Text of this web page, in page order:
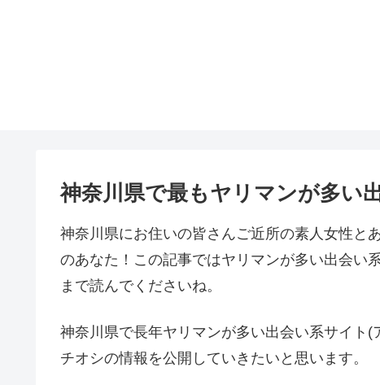
神奈川県で最もヤリマンが多い
神奈川県にお住いの皆さんご近所の素人女性と
のあなた！この記事ではヤリマンが多い出会い
まで読んでくださいね。
神奈川県で長年ヤリマンが多い出会い系サイト
チオシの情報を公開していきたいと思います。